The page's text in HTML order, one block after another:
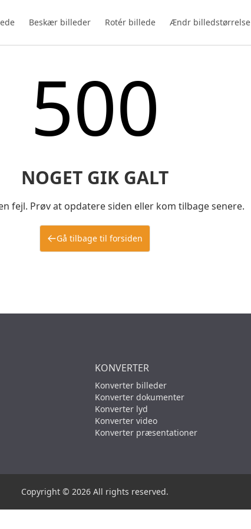
Beskær billeder Rotér billede Ændr billedstørrelse
500
NOGET GIK GALT
fejl. Prøv at opdatere siden eller kom tilbage senere.
Gå tilbage til forsiden
KONVERTER
Konverter billeder
Konverter dokumenter
Konverter lyd
Konverter video
Konverter præsentationer
Copyright © 2026 All rights reserved.